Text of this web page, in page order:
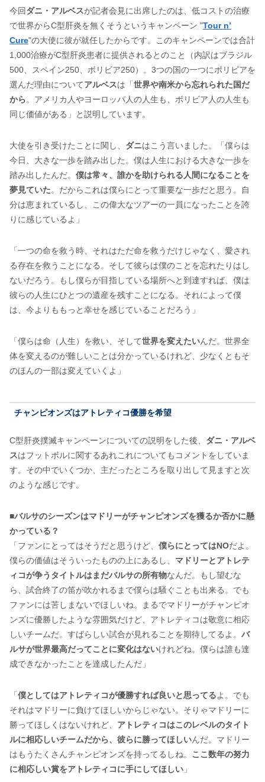
今回ダニ・アルベスが記者会見に出席したのは、低コストの治療
で世界からC型肝炎を無くそうというキャンペーン "Tour n’
Cure"の大使に彼が就任したからです。このキャンペーンでは合計
1,000治療がC型肝炎患者に提供されるとのこと（内訳はブラジル
500、スペイン250、ボリビア250）。3つの国の一つにボリビアを
選んだ理由についてアルベスは「 世界や南米から忘れられた国だ
から。アメリカ人やヨーロッパ人の人生も、ボリビア人の人生も
同じ価値がある」と説明しています。
大使を引き受けたことに関し、 ダニはこう言いました。「僕らは
今日、大きな一歩を踏み出した。僕は人生における大きな一歩を
踏み出したんだ。 僕は常々、誰かを助けられる人間になることを
夢見ていた。だからこれは僕らにとって重要な一歩だと思う。自
分は恵まれているし、この偉大なツアーの一員になったことを誇
りに感じているよ」
「一つの命を救う時、それはただ命を救うだけじゃなく、愛され
る存在を救うことになる。そして彼らは僕のことを忘れたりはし
ないだろう。もし僕らが目指している場所へと到達すれば、僕は
彼らの人生にひとつの遺産を残すことになる。それによって僕
は、今よりももっと幸せを感じていることだろう」
「僕らは命（人生）を救い、そして世界を変えたいんだ。世界全
体を変えるのが難しいことは分かっているけれど、少なくともそ
のほんの一部は変えていくよ」
チャンピオンズはアトレティコ優勝を希望
C型肝炎撲滅キャンペーンについての説明をした後、 ダニ・アルベ
スはフットボルに関するあれこれについてもコメントをしていま
す。その中でいくつか、主だったところを取り出して見ますと次
のような感じです。
■バルサのシーズンはマドリーがチャンピオンズを獲るか否かに懸
かっている？
「ファンにとってはそうだと思うけど、 僕らにとってはNOだよ。
僕らの価値はそういったものの上にあるし、 マドリーとアトレテ
ィコが争うタイトルはまだバルサの所有物なんだ。もし望むな
ら、試合終了の笛が吹かれるまで僕らは騒ぐことも出来る。でも
ファンには苦しまないでほしいね。まるでマドリーがチャンピオ
ンズに優勝したような雰囲気だけど、アトレティコは敬意に相応
しいチームだ。すばらしい試合が見れることを期待してるよ。 バ
ルサが世界最高だってことに変化はないけれどね。僕らは誰も達
成できなかったことを達成したんだ」
「 僕としてはアトレティコが優勝すれば良いと思ってるよ。でも
それはマドリーに負けてほしいからじゃない。そりゃマドリーに
勝ってほしくはないけれど、 アトレティコはこのレベルのタイト
ルに相応しいチームだから、彼らに勝ってほしいんだ。マドリー
はもうたくさんチャンピオンズを持ってるしね。 ここ数年の努力
に相応しい賞をアトレティコに手にしてほしい 」